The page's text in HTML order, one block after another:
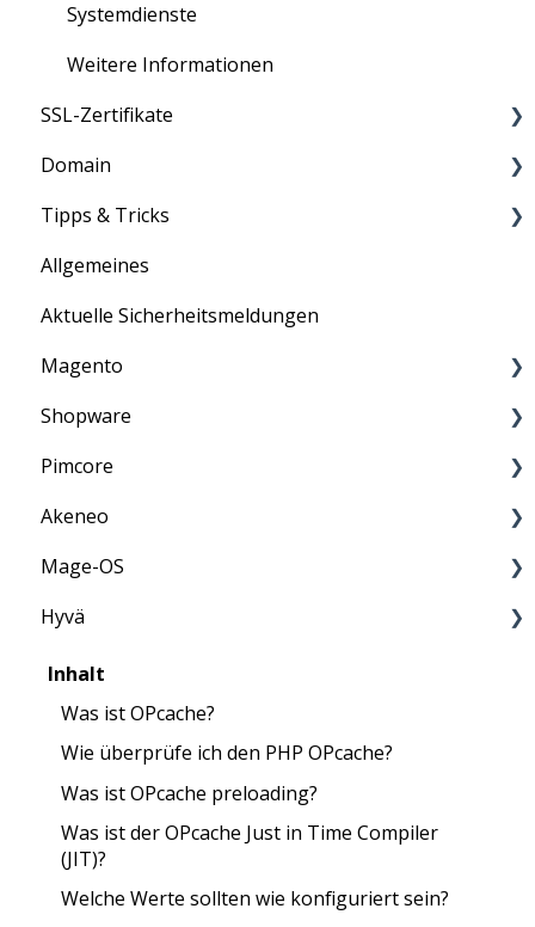
Systemdienste
Weitere Informationen
SSL-Zertifikate
Anleitung
Information
Domain
Informationen
Tipps & Tricks
Allgemein
ASV-Scan
E-Mail
PCI-DSS
Penetrationstest
Allgemeines
Aktuelle Sicherheitsmeldungen
Magento
Information
Shopware
Anleitung
Pimcore
Anleitung
FAQ
Akeneo
Anleitung
FAQ
Mage-OS
FAQ
Hyvä
FAQ
Inhalt
Was ist OPcache?
Wie überprüfe ich den PHP OPcache?
Was ist OPcache preloading?
Was ist der OPcache Just in Time Compiler
(JIT)?
Welche Werte sollten wie konfiguriert sein?